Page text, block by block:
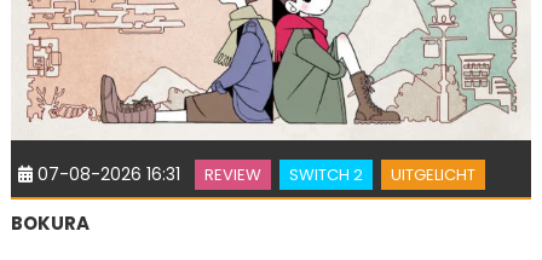
07-08-2026 16:31 REVIEW SWITCH 2 UITGELICHT
BOKURA